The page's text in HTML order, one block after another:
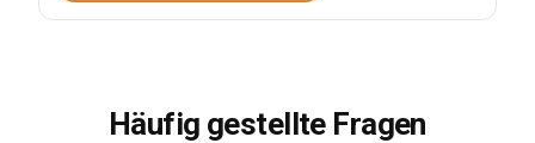
Häufig gestellte Fragen